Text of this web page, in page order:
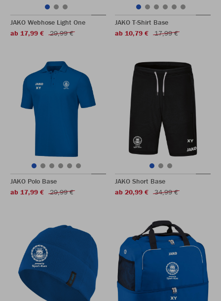
JAKO Webhose Light One
ab 17,99 €
29,99 €
JAKO T-Shirt Base
ab 10,79 €
17,99 €
JAKO Polo Base
ab 17,99 €
29,99 €
JAKO Short Base
ab 20,99 €
34,99 €